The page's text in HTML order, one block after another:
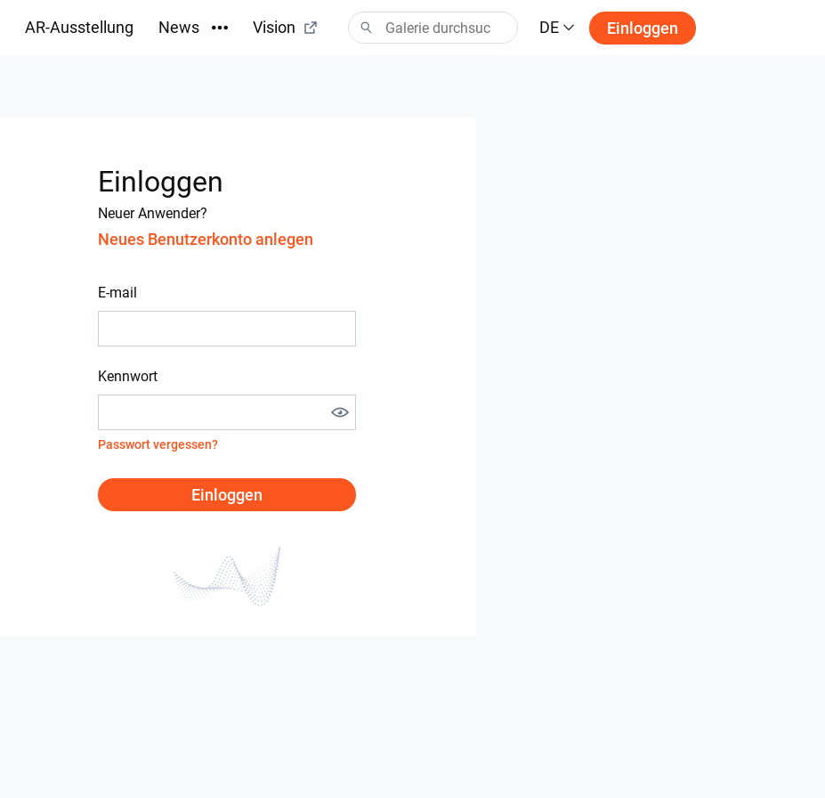
AR-Ausstellung News Vision DE Einloggen
Einloggen
Neuer Anwender?
Neues Benutzerkonto anlegen
E-mail
Kennwort
Passwort vergessen?
Einloggen